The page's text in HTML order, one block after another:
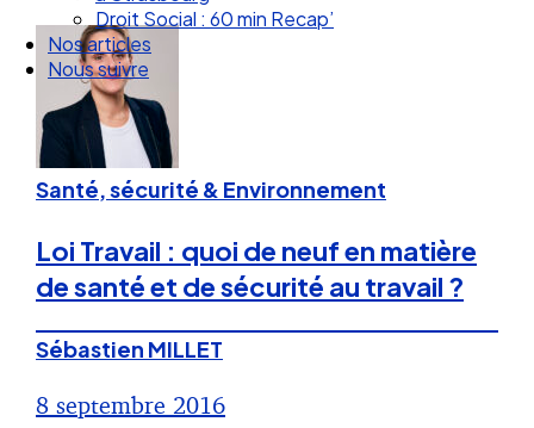
Nos articles
Nous suivre
Santé, sécurité & Environnement
Loi Travail : quoi de neuf en matière
de santé et de sécurité au travail ?
Sébastien MILLET
8 septembre 2016